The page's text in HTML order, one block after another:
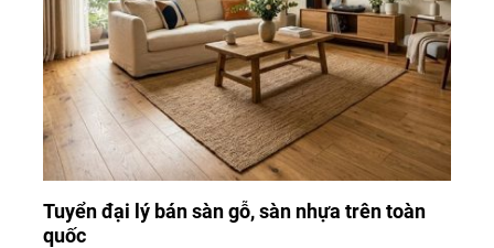
Tuyển đại lý bán sàn gỗ, sàn nhựa trên toàn
quốc